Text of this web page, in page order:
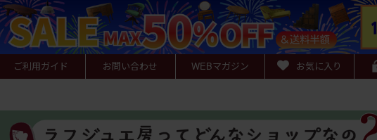
ご利用ガイド お問い合わせ WEBマガジン お気に入り